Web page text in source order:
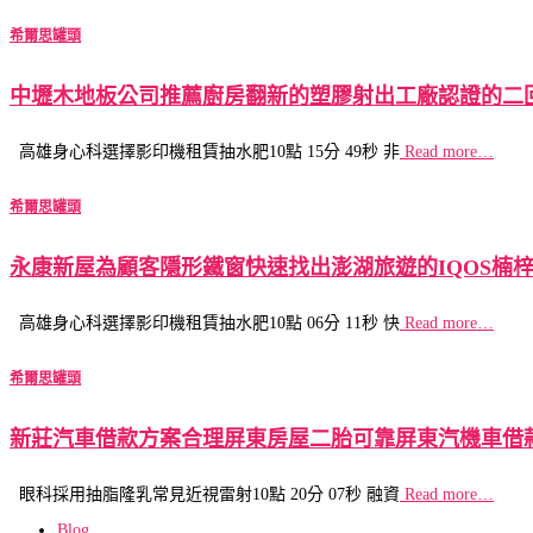
希爾思罐頭
中壢木地板公司推薦廚房翻新的塑膠射出工廠認證的二
高雄身心科選擇影印機租賃抽水肥10點 15分 49秒 非 Read more…
希爾思罐頭
永康新屋為顧客隱形鐵窗快速找出澎湖旅遊的IQOS楠
高雄身心科選擇影印機租賃抽水肥10點 06分 11秒 快 Read more…
希爾思罐頭
新莊汽車借款方案合理屏東房屋二胎可靠屏東汽機車借
眼科採用抽脂隆乳常見近視雷射10點 20分 07秒 融資 Read more…